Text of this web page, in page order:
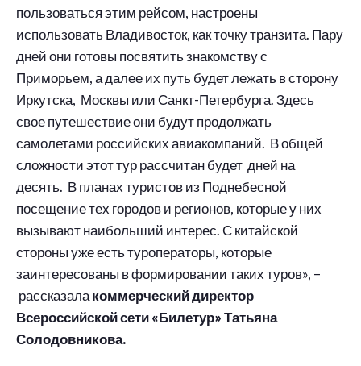
пользоваться этим рейсом, настроены
использовать Владивосток, как точку транзита. Пару
дней они готовы посвятить знакомству с
Приморьем, а далее их путь будет лежать в сторону
Иркутска, Москвы или Санкт-Петербурга. Здесь
свое путешествие они будут продолжать
самолетами российских авиакомпаний. В общей
сложности этот тур рассчитан будет дней на
десять. В планах туристов из Поднебесной
посещение тех городов и регионов, которые у них
вызывают наибольший интерес. С китайской
стороны уже есть туроператоры, которые
заинтересованы в формировании таких туров», –
рассказалакоммерческий директор
Всероссийской сети «Билетур» Татьяна
Солодовникова.